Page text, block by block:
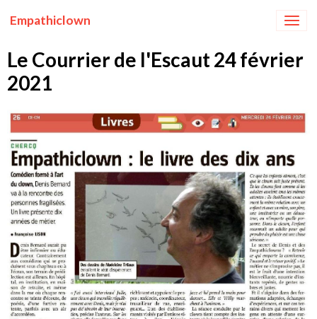
Empathiclown
Le Courrier de l'Escaut 24 février
2021